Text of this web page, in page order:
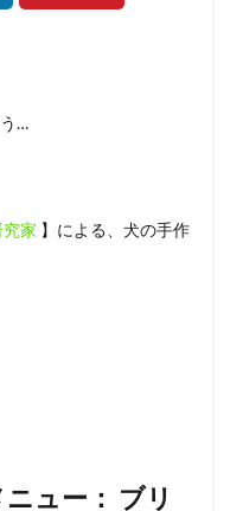
…
家 】による、犬の手作
ュー： ブリ